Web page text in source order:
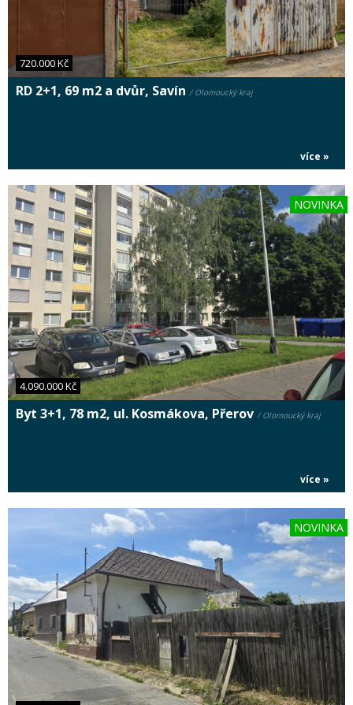
720.000 Kč
RD 2+1, 69 m2 a dvůr, Savín / Olomoucký kraj
více »
4.090.000 Kč
NOVINKA
Byt 3+1, 78 m2, ul. Kosmákova, Přerov / Olomoucký kraj
více »
NOVINKA